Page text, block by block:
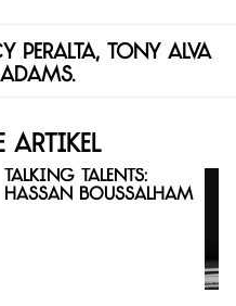
Peralta, Tony Alva
Artikel
Talking Talents:
Hassan Boussalham